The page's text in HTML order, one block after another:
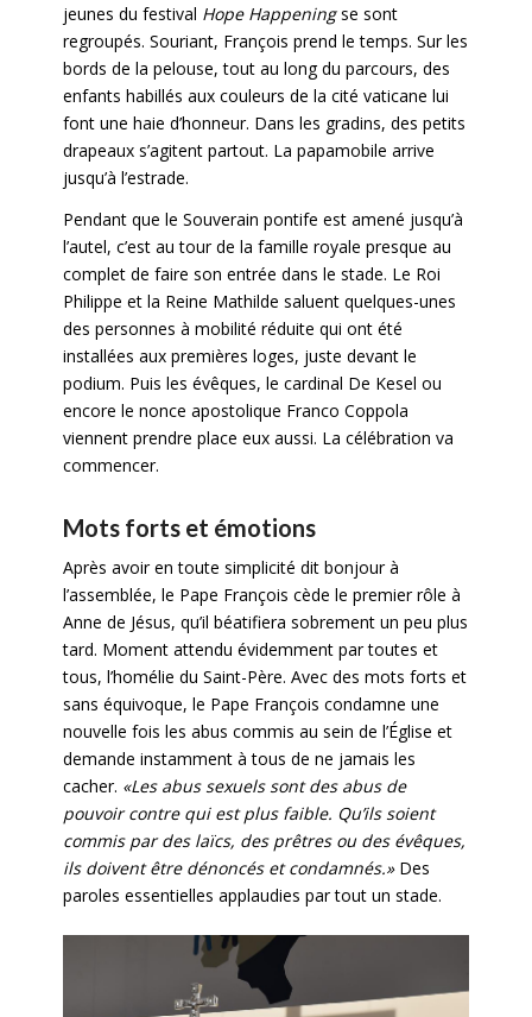
jeunes du festival Hope Happeningse sont
regroupés. Souriant, François prend le temps. Sur les
bords de la pelouse, tout au long du parcours, des
enfants habillés aux couleurs de la cité vaticane lui
font une haie d’honneur. Dans les gradins, des petits
drapeaux s’agitent partout. La papamobile arrive
jusqu’à l’estrade.
Pendant que le Souverain pontife est amené jusqu’à
l’autel, c’est au tour de la famille royale presque au
complet de faire son entrée dans le stade. Le Roi
Philippe et la Reine Mathilde saluent quelques-unes
des personnes à mobilité réduite qui ont été
installées aux premières loges, juste devant le
podium. Puis les évêques, le cardinal De Kesel ou
encore le nonce apostolique Franco Coppola
viennent prendre place eux aussi. La célébration va
commencer.
Mots forts et émotions
Après avoir en toute simplicité dit bonjour à
l’assemblée, le Pape François cède le premier rôle à
Anne de Jésus, qu’il béatifiera sobrement un peu plus
tard. Moment attendu évidemment par toutes et
tous, l’homélie du Saint-Père. Avec des mots forts et
sans équivoque, le Pape François condamne une
nouvelle fois les abus commis au sein de l’Église et
demande instamment à tous de ne jamais les
cacher. «Les abus sexuels sont des abus de
pouvoir contre qui est plus faible. Qu’ils soient
commis par des laïcs, des prêtres ou des évêques,
ils doivent être dénoncés et condamnés.»Des
paroles essentielles applaudies par tout un stade.